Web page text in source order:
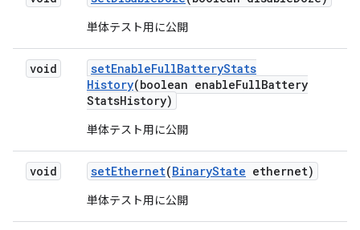
単体テスト用に公開
void setEnableFullBatteryStats
History(boolean enableFullBattery
StatsHistory)
単体テスト用に公開
void setEthernet(BinaryState ethernet)
単体テスト用に公開